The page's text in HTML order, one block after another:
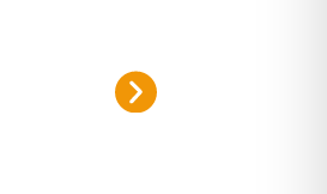
Plan canicule 2026
Inscrivez-vous sur le registre